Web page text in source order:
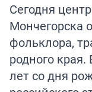
Сегодня
Мончегорска
фольклора,
родного края.
лет со дня